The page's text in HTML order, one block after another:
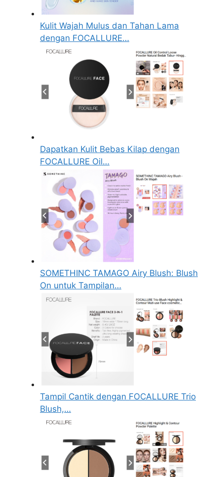
Kulit Wajah Mulus dan Tahan Lama
dengan FOCALLURE…
Dapatkan Kulit Bebas Kilap dengan
FOCALLURE Oil…
SOMETHINC TAMAGO Airy Blush: Blush
On untuk Tampilan…
Tampil Cantik dengan FOCALLURE Trio
Blush,…